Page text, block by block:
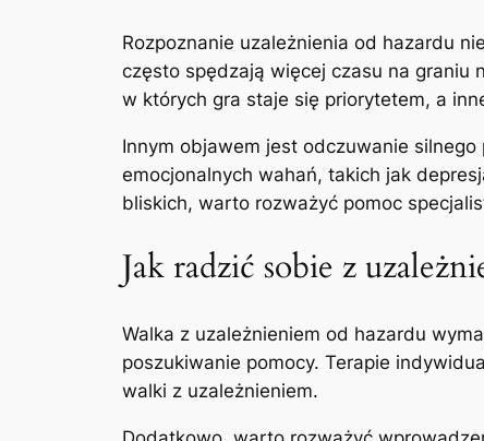
Rozpoznanie uzależnienia od hazardu
często spędzają więcej czasu na graniu
w których gra staje się priorytetem, a
Innym objawem jest odczuwanie
emocjonalnych wahań, takich jak
bliskich, warto rozważyć pomoc
Jak radzić sobie z
Walka z uzależnieniem od hazardu
poszukiwanie pomocy. Terapie
walki z uzależnieniem.